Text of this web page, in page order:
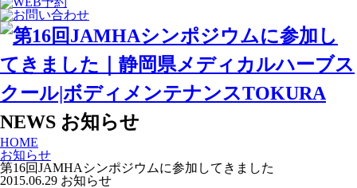
NEWS お知らせ
HOME
お知らせ
第16回JAMHAシンポジウムに参加してきました
2015.06.29 お知らせ